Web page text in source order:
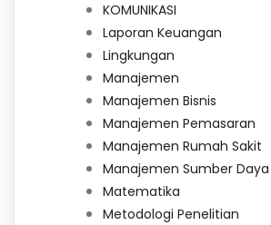
KOMUNIKASI
Laporan Keuangan
Lingkungan
Manajemen
Manajemen Bisnis
Manajemen Pemasaran
Manajemen Rumah Sakit
Manajemen Sumber
Matematika
Metodologi Penelitian